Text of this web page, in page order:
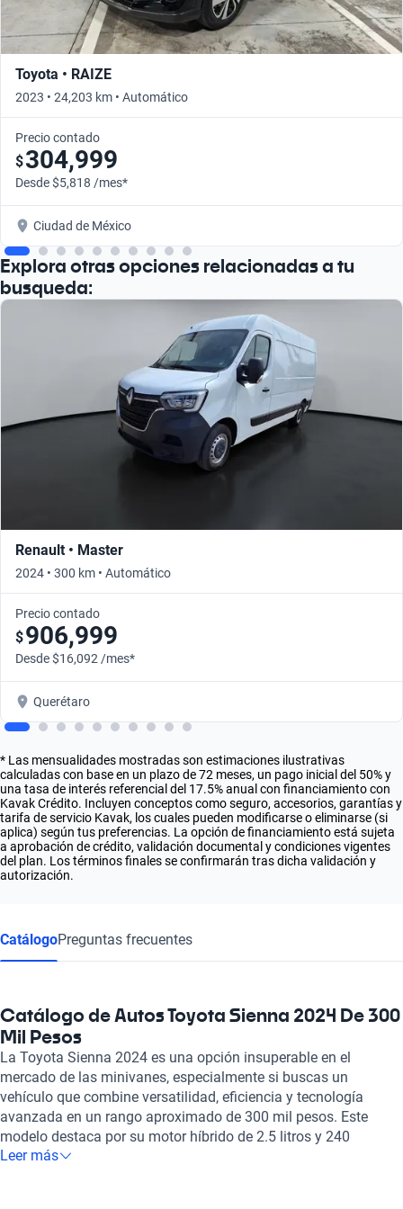
Toyota • RAIZE
2023 • 24,203 km • Automático
Precio contado
$304,999
Desde $5,818 /mes*
Ciudad de México
Explora otras opciones relacionadas a tu
busqueda:
Renault • Master
2024 • 300 km • Automático
Precio contado
$906,999
Desde $16,092 /mes*
Querétaro
* Las mensualidades mostradas son estimaciones ilustrativas
calculadas con base en un plazo de 72 meses, un pago inicial del 50% y
una tasa de interés referencial del 17.5% anual con financiamiento con
Kavak Crédito. Incluyen conceptos como seguro, accesorios, garantías y
tarifa de servicio Kavak, los cuales pueden modificarse o eliminarse (si
aplica) según tus preferencias. La opción de financiamiento está sujeta
a aprobación de crédito, validación documental y condiciones vigentes
del plan. Los términos finales se confirmarán tras dicha validación y
autorización.
CatálogoPreguntas frecuentes
Catálogo de Autos Toyota Sienna 2024 De 300
Mil Pesos
La Toyota Sienna 2024 es una opción insuperable en el
mercado de las minivanes, especialmente si buscas un
vehículo que combine versatilidad, eficiencia y tecnología
avanzada en un rango aproximado de 300 mil pesos. Este
modelo destaca por su motor híbrido de 2.5 litros y 240
caballos de fuerza, ofreciendo una experiencia de conducción
Leer más